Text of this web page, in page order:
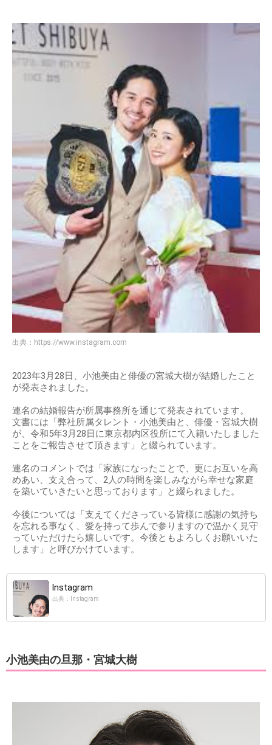
出典： https://www.instagram.com
2023年3月28日、小池美由と俳優の宮城大樹が結婚したこと
が発表されました。
連名の結婚報告が所属事務所を通じて発表されています。
文書には「弊社所属タレント・小池美由と、俳優・宮城大樹
が、令和5年3月28日に東京都内区役所にて入籍いたしました
ことをご報告させて頂きます」と綴られています。
連名のコメントでは「家族になったことで、更にお互いを高
めあい、支え合って、2人の時間を楽しみながら幸せな家庭
を築いていきたいと思っております」と綴られました。
今後については「支えてくださっている皆様に感謝の気持ち
を忘れる事なく、愛を持って歩んで参りますので温かく見守
っていただけたら嬉しいです。今後ともよろしくお願いいた
します」と呼びかけています。
Instagram
出典：Instagram
小池美由の旦那・宮城大樹